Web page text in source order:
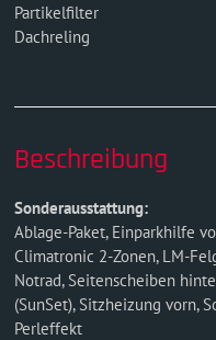
Partikelfilter
Dachreling
Beschreibung
Sonderausstattung:
Ablage-Paket, Einparkhilfe
Climatronic 2-Zonen, LM-
Notrad, Seitenscheiben
(SunSet), Sitzheizung vorn,
Perleffekt